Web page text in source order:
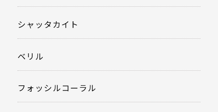
シャッタカイト
ベリル
フォッシルコーラル